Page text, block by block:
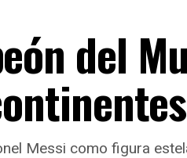
del
Messi como figura